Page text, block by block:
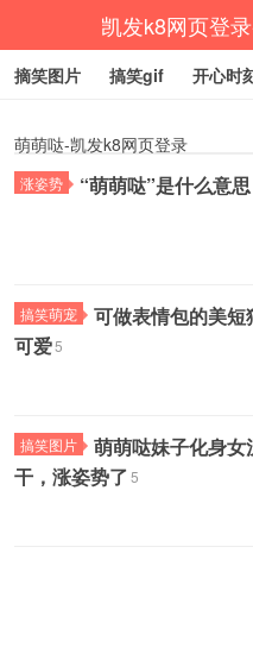
凯发k8网页登
摘笑图片 搞笑gif 开心时
萌萌哒-凯发k8网页登录
涨姿势 “萌萌哒”是什么意
搞笑萌宠
可做表情包的美
可爱5
搞笑图片
萌萌哒妹子化身
干，涨姿势了5